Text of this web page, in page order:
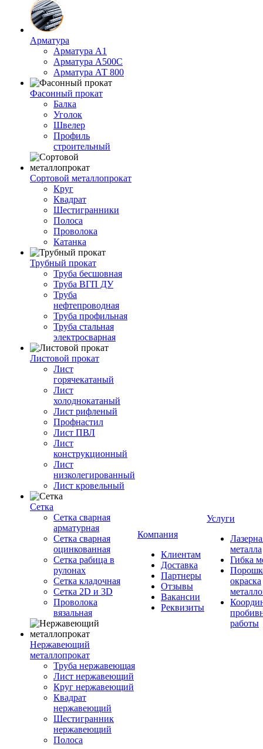
Арматура
Арматура А1
Арматура А500С
Арматура АТ 800
Фасонный прокат
Балка
Уголок
Швелер
Профиль
строительный
Сортовой металлопрокат
Круг
Квадрат
Шестигранники
Полоса
Проволока
Катанка
Трубный прокат
Труба бесшовная
Труба ВГП ДУ
Труба
нефтепроводная
Труба профильная
Труба стальная
электросварная
Листовой прокат
Лист
горячекатаный
Лист
холоднокатаный
Лист рифленый
Профнастил
Лист ПВЛ
Лист
конструкционный
Лист
низколегированный
Лист кровельный
Сетка
Сетка сварная
арматурная
Сетка сварная
оцинкованная
Сетка рабица в
рулонах
Сетка кладочная
Сетка 2D и 3D
Проволока
вязальная
Нержавеющий
металлопрокат
Труба нержавеющая
Лист нержавеющий
Круг нержавеющий
Квадрат
нержавеющий
Шестигранник
нержавеющий
Полоса
Компания
Клиентам
Доставка
Партнеры
Отзывы
Вакансии
Реквизиты
Услуги
металла
Гибка
окраска
работы